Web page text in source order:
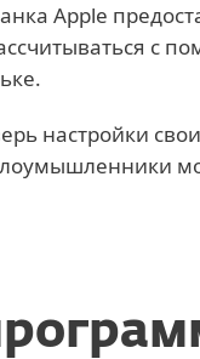
Apple
с
настройки